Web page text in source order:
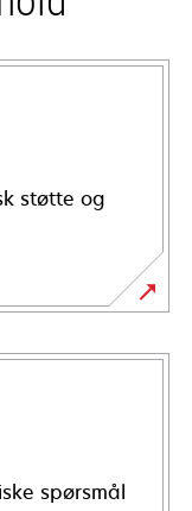
støtte og
spørsmål